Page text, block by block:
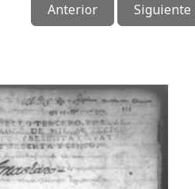
Anterior Siguiente